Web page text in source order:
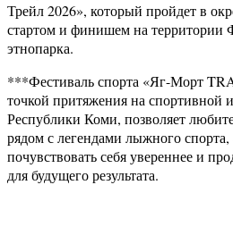
Трейл 2026», который пройдет в
стартом и финишем на территории
этнопарка.
***Фестиваль спорта «Яг-Морт
точкой притяжения на спортивной
Республики Коми, позволяет
рядом с легендами лыжного
почувствовать себя увереннее и
для будущего результата.